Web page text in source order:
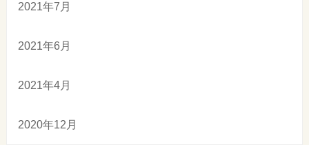
2021年7月
2021年6月
2021年4月
2020年12月